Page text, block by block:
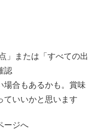
」または「すべての出
認
合もあるかも。賞味
ていいかと思います
ージへ